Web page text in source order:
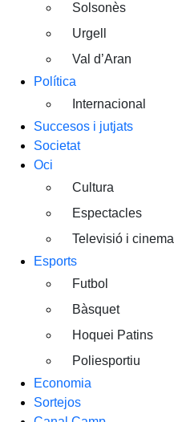
Solsonès
Urgell
Val d’Aran
Política
Internacional
Succesos i jutjats
Societat
Oci
Cultura
Espectacles
Televisió i cinema
Esports
Futbol
Bàsquet
Hoquei Patins
Poliesportiu
Economia
Sortejos